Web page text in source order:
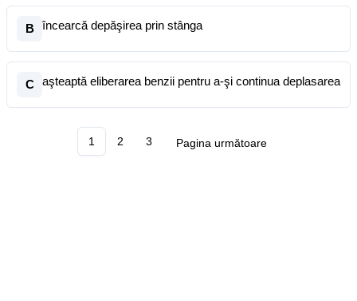
B încearcă depăşirea prin stânga
C aşteaptă eliberarea benzii pentru a-şi continua deplasarea
1 2 3 Pagina următoare